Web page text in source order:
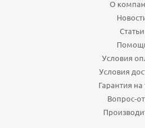
О
Статьи
Условия
Условия
Гарантия на
Вопрос-